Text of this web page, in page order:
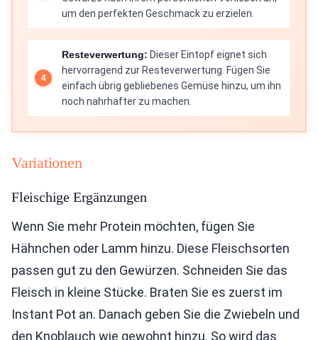
um den perfekten Geschmack zu erzielen.
Resteverwertung: Dieser Eintopf eignet sich
hervorragend zur Resteverwertung. Fügen Sie
einfach übrig gebliebenes Gemüse hinzu, um ihn
noch nahrhafter zu machen.
Variationen
Fleischige Ergänzungen
Wenn Sie mehr Protein möchten, fügen Sie
Hähnchen oder Lamm hinzu. Diese Fleischsorten
passen gut zu den Gewürzen. Schneiden Sie das
Fleisch in kleine Stücke. Braten Sie es zuerst im
Instant Pot an. Danach geben Sie die Zwiebeln und
den Knoblauch wie gewohnt hinzu. So wird das